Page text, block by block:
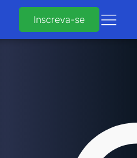
Inscreva-se